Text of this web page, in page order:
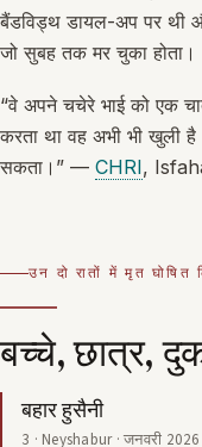
बैंडविड्थ डायल-अप पर थी
जो सुबह तक मर चुका होता।
“वे अपने चचेरे भाई को एक
करता था वह अभी भी खुली
सकता।” — CHRI,
उन दो रातों में मृत घोषित
बच्चे, छात्र,
बहार हुसैनी
3 · Neyshabur · जनवरी